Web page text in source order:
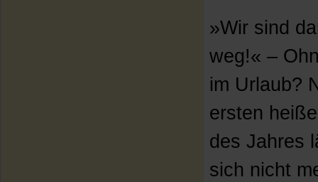
»Wir sind
weg!« –
im Urlaub?
ersten
des Jahres
sich nicht